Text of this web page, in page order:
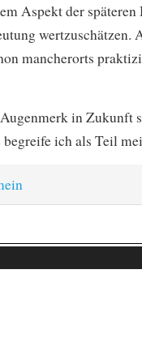
Aspekt der
wertzuschätzen.
mancherorts
in Zukunft
ich als Teil